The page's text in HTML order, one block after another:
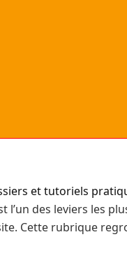
et tutoriels
l’un des leviers les
Cette rubrique